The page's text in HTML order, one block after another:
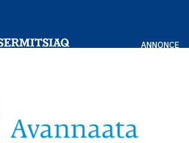
ANNONCE